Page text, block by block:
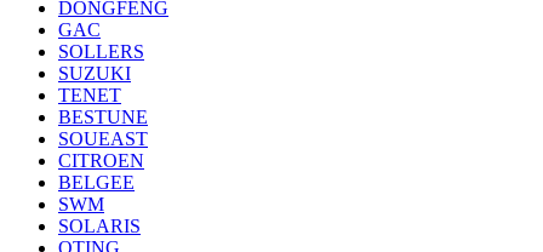
DONGFENG
GAC
SOLLERS
SUZUKI
TENET
BESTUNE
SOUEAST
CITROEN
BELGEE
SWM
SOLARIS
OTING